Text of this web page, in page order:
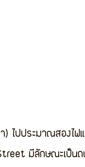
) ไปประมาณสองไฟ